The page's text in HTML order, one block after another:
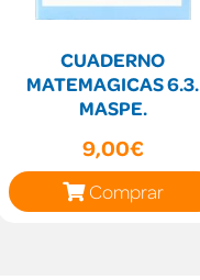
CUADERNO
MATEMAGICAS 6.3.
MASPE.
9,00€
Comprar